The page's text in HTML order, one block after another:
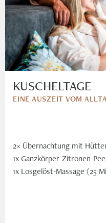
KUSCHELTAGE
EINE AUSZEIT VOM
2× Übernachtung mit
1x Ganzkörper-Zitronen-
1x Losgelöst-Massage (25